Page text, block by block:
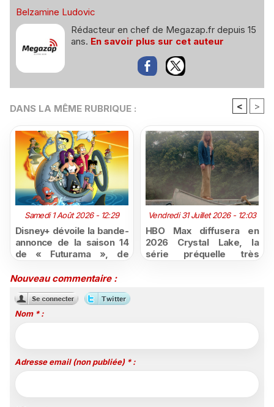
Belzamine Ludovic
Rédacteur en chef de Megazap.fr depuis 15
ans. En savoir plus sur cet auteur
DANS LA MÊME RUBRIQUE : < >
Samedi 1 Août 2026 - 12:29
Disney+ dévoile la bande-
annonce de la saison 14
de « Futurama », de
Vendredi 31 Juillet 2026 - 12:03
HBO Max diffusera en
2026 Crystal Lake, la
série préquelle très
Nouveau commentaire :
Nom * :
Adresse email (non publiée) * :